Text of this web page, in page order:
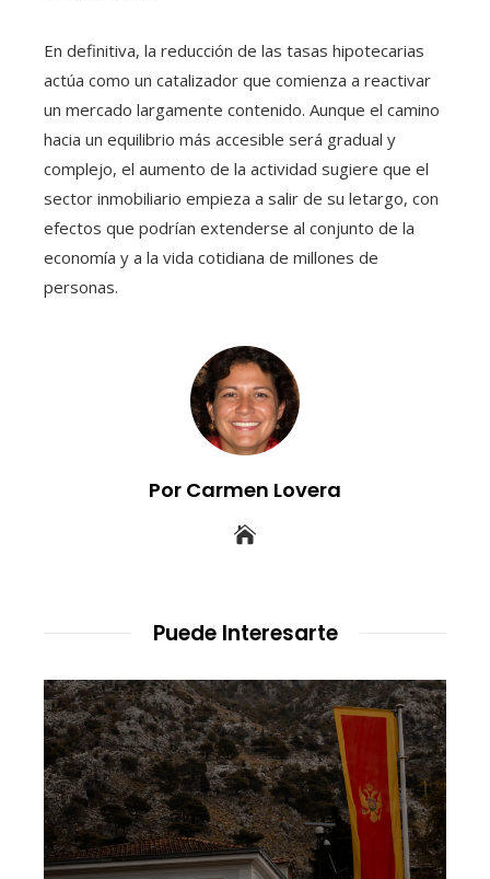
En definitiva, la reducción de las tasas hipotecarias
actúa como un catalizador que comienza a reactivar
un mercado largamente contenido. Aunque el camino
hacia un equilibrio más accesible será gradual y
complejo, el aumento de la actividad sugiere que el
sector inmobiliario empieza a salir de su letargo, con
efectos que podrían extenderse al conjunto de la
economía y a la vida cotidiana de millones de
personas.
Por Carmen Lovera
Puede Interesarte